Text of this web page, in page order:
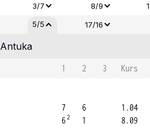
3/7 8/9
5/5 17/16
Antuka
1 2 3
Kurs
7
62
6
1
1.04
8.09